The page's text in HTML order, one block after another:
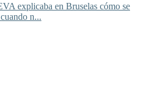
explicaba en Bruselas cómo se
n...